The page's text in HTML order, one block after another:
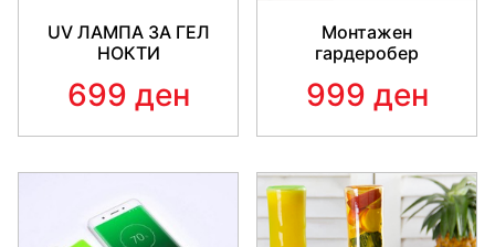
UV ЛАМПА ЗА ГЕЛ
НОКТИ
699 ден
Монтажен
гардеробер
999 ден